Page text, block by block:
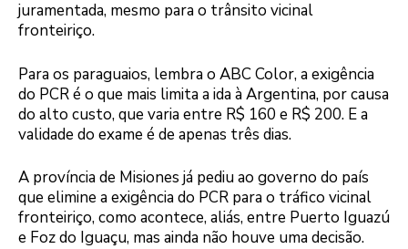
juramentada, mesmo para o trânsito vicinal
fronteiriço.
Para os paraguaios, lembra o ABC Color, a exigência
do PCR é o que mais limita a ida à Argentina, por causa
do alto custo, que varia entre R$ 160 e R$ 200. E a
validade do exame é de apenas três dias.
A província de Misiones já pediu ao governo do país
que elimine a exigência do PCR para o tráfico vicinal
fronteiriço, como acontece, aliás, entre Puerto Iguazú
e Foz do Iguaçu, mas ainda não houve uma decisão.